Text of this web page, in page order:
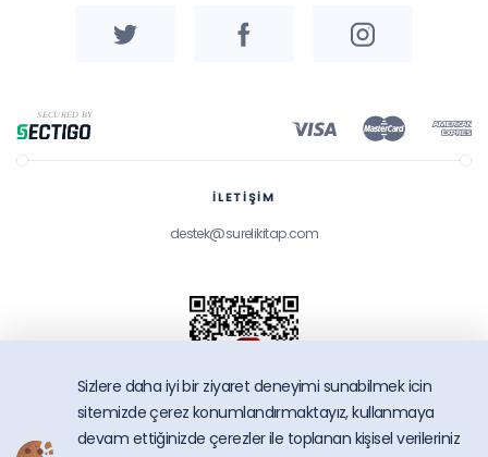
İLETİŞİM
destek@surelikitap.com
Sizlere daha iyi bir ziyaret deneyimi sunabilmek icin
sitemizde çerez konumlandırmaktayız, kullanmaya
devam ettiğinizde çerezler ile toplanan kişisel verileriniz